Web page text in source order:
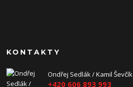
KONTAKTY
Ondřej Sedlák / Kamil Ševčík
+420 606 893 993